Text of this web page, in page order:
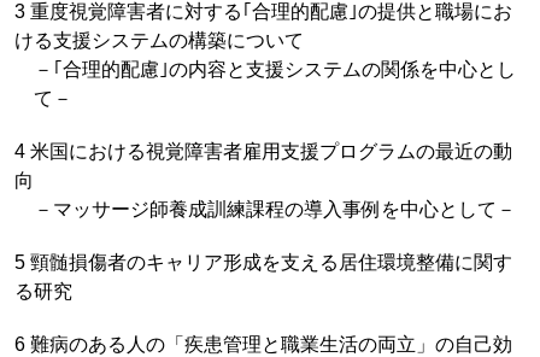
3 重度視覚障害者に対する｢合理的配慮｣の提供と職場にお
ける支援システムの構築について
－｢合理的配慮｣の内容と支援システムの関係を中心とし
て－
4 米国における視覚障害者雇用支援プログラムの最近の動
向
－マッサージ師養成訓練課程の導入事例を中心として－
5 頸髄損傷者のキャリア形成を支える居住環境整備に関す
る研究
6 難病のある人の「疾患管理と職業生活の両立」の自己効